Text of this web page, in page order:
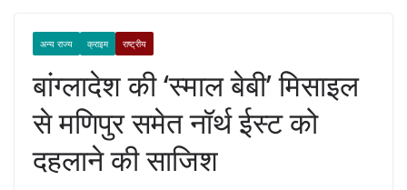
अन्य राज्य क्राइम राष्ट्रीय
बांग्लादेश की ‘स्माल बेबी’ मिसाइल
से मणिपुर समेत नॉर्थ ईस्ट को
दहलाने की साजिश